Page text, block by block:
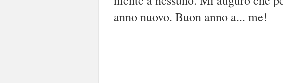
anno nuovo. Buon anno a... me!